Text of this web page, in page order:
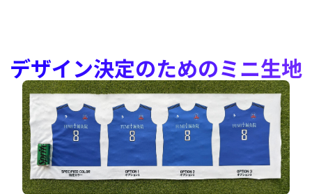
デザイン決定のためのミニ生地